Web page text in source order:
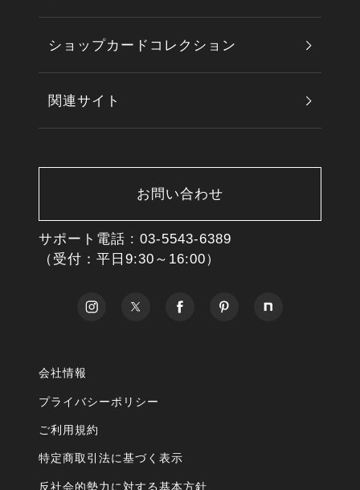
ショップカードコレクション
関連サイト
お問い合わせ
サポート電話 : 03-5543-6389
（受付：平日9:30～16:00）
会社情報
プライバシーポリシー
ご利用規約
特定商取引法に基づく表示
反社会的勢力に対する基本方針